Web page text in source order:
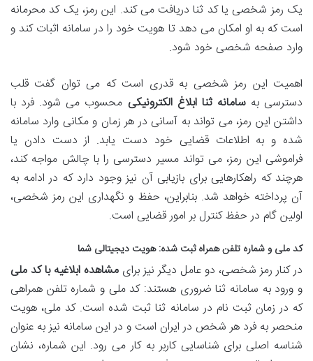
یک رمز شخصی یا کد ثنا دریافت می کند. این رمز، یک کد محرمانه
است که به او امکان می دهد تا هویت خود را در سامانه اثبات کند و
وارد صفحه شخصی خود شود.
اهمیت این رمز شخصی به قدری است که می توان گفت قلب
دسترسی بهسامانه ثنا ابلاغ الکترونیکی محسوب می شود. فرد با
داشتن این رمز، می تواند به آسانی در هر زمان و مکانی وارد سامانه
شده و به اطلاعات قضایی خود دست یابد. از دست دادن یا
فراموشی این رمز، می تواند مسیر دسترسی را با چالش مواجه کند،
هرچند که راهکارهایی برای بازیابی آن نیز وجود دارد که در ادامه به
آن پرداخته خواهد شد. بنابراین، حفظ و نگهداری این رمز شخصی،
اولین گام در حفظ کنترل بر امور قضایی است.
کد ملی و شماره تلفن همراه ثبت شده: هویت دیجیتالی شما
در کنار رمز شخصی، دو عامل دیگر نیز برای مشاهده ابلاغیه با کد ملی
و ورود به سامانه ثنا ضروری هستند: کد ملی و شماره تلفن همراهی
که در زمان ثبت نام در سامانه ثنا ثبت شده است. کد ملی، هویت
منحصر به فرد هر شخص در ایران است و در این سامانه نیز به عنوان
شناسه اصلی برای شناسایی کاربر به کار می رود. این شماره، نشان